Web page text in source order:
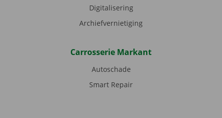
Digitalisering
Archiefvernietiging
Carrosserie Markant
Autoschade
Smart Repair